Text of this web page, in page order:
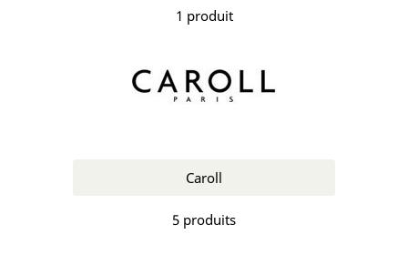
1 produit
Caroll
5 produits